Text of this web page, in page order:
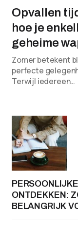
Opvallen
hoe je
geheime
Zomer betekent
perfecte
Terwijl iedereen…
ONTDEKKEN:
BELANGRIJK